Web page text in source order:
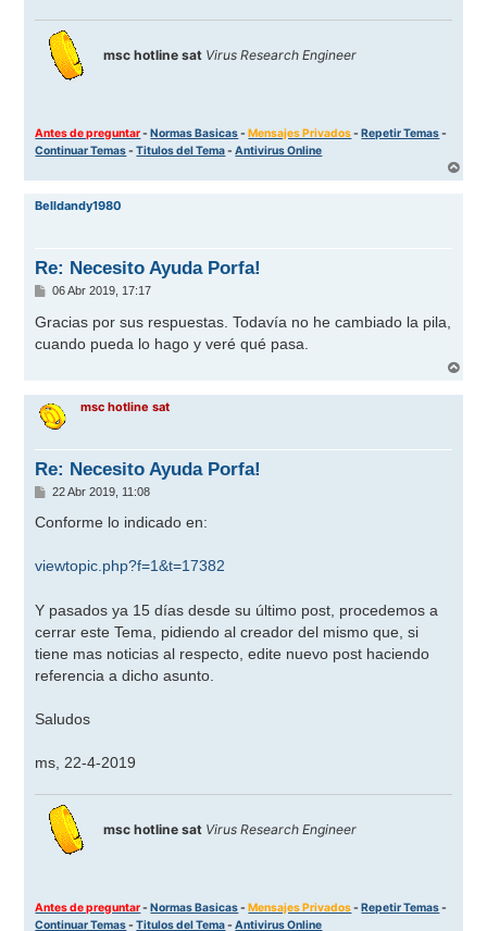
msc hotline sat Virus Research Engineer
Antes de preguntar-Normas Basicas-Mensajes Privados-Repetir Temas-
Continuar Temas-Titulos del Tema-Antivirus Online
r
Belldandy1980
Re: Necesito Ayuda Porfa!
M
n
a
06 Abr 2019, 17:17
Gracias por sus respuestas. Todavía no he cambiado la pila,
cuando pueda lo hago y veré qué pasa.
r
msc hotline sat
Re: Necesito Ayuda Porfa!
M
n
j
e
22 Abr 2019, 11:08
Conforme lo indicado en:
viewtopic.php?f=1&t=17382
Y pasados ya 15 días desde su último post, procedemos a
cerrar este Tema, pidiendo al creador del mismo que, si
tiene mas noticias al respecto, edite nuevo post haciendo
referencia a dicho asunto.
Saludos
ms, 22-4-2019
msc hotline sat Virus Research Engineer
Antes de preguntar-Normas Basicas-Mensajes Privados-Repetir Temas-
Continuar Temas-Titulos del Tema-Antivirus Online